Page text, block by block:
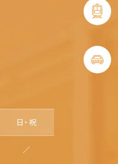
日・祝
／